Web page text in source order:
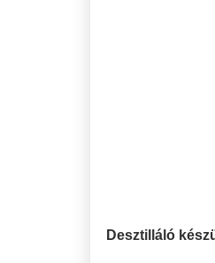
Desztilláló